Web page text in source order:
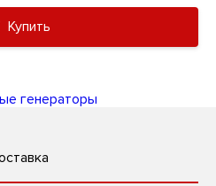
Купить
генераторы